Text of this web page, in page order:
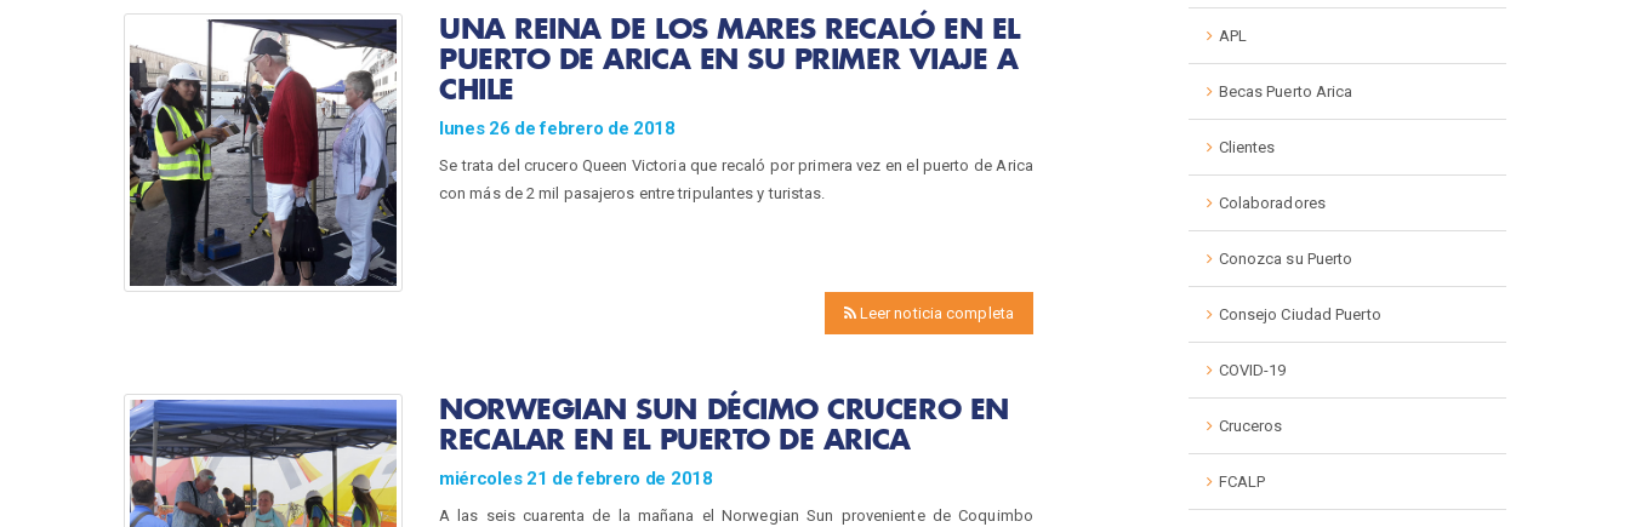
UNA REINA DE LOS MARES RECALÓ EN EL
PUERTO DE ARICA EN SU PRIMER VIAJE A
CHILE
lunes 26 de febrero de 2018
Se trata del crucero Queen Victoria que recaló por primera vez en el puerto de Arica
con más de 2 mil pasajeros entre tripulantes y turistas.
Leer noticia completa
NORWEGIAN SUN DÉCIMO CRUCERO EN
RECALAR EN EL PUERTO DE ARICA
miércoles 21 de febrero de 2018
A las seis cuarenta de la mañana el Norwegian Sun proveniente de Coquimbo
APL
Becas Puerto Arica
Clientes
Colaboradores
Conozca su Puerto
Consejo Ciudad Puerto
COVID-19
Cruceros
FCALP